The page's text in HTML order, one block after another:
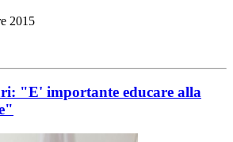
2015
"E' importante educare alla